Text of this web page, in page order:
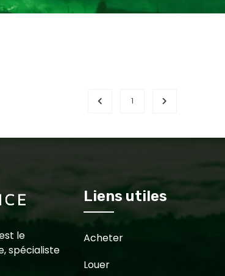
1
le
spécialiste
Liens utiles
Acheter
Louer